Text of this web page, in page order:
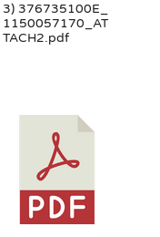
3) 376735100E_
1150057170_AT
TACH2.pdf